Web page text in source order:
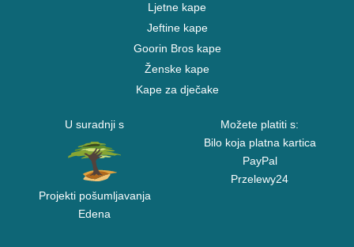
Ljetne kape
Jeftine kape
Goorin Bros kape
Ženske kape
Kape za dječake
U suradnji s
Projekti pošumljavanja
Edena
Možete platiti s:
Bilo koja platna kartica
PayPal
Przelewy24